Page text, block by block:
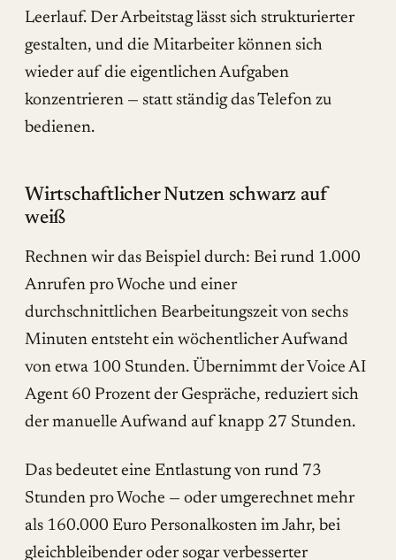
Leerlauf. Der Arbeitstag lässt sich strukturierter
gestalten, und die Mitarbeiter können sich
wieder auf die eigentlichen Aufgaben
konzentrieren — statt ständig das Telefon zu
bedienen.
Wirtschaftlicher Nutzen schwarz auf
weiß
Rechnen wir das Beispiel durch: Bei rund 1.000
Anrufen pro Woche und einer
durchschnittlichen Bearbeitungszeit von sechs
Minuten entsteht ein wöchentlicher Aufwand
von etwa 100 Stunden. Übernimmt der Voice AI
Agent 60 Prozent der Gespräche, reduziert sich
der manuelle Aufwand auf knapp 27 Stunden.
Das bedeutet eine Entlastung von rund 73
Stunden pro Woche — oder umgerechnet mehr
als 160.000 Euro Personalkosten im Jahr, bei
gleichbleibender oder sogar verbesserter